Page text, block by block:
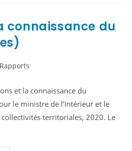
connaissance du
Rapports
et la connaissance du
le ministre de l’Intérieur et le
territoriales, 2020. Le